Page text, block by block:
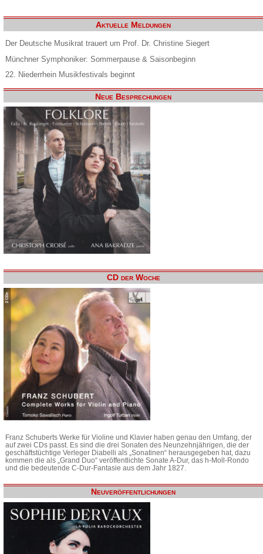
Aktuelle Meldungen
Der Deutsche Musikrat trauert um Prof. Dr. Christine Siegert
Münchner Symphoniker: Sommerpause & Saisonbeginn
22. Niederrhein Musikfestivals beginnt
Neue Besprechungen
CD der Woche
Franz Schuberts Werke für Violine und Klavier haben genau den Umfang, der
auf zwei CDs passt. Es sind die drei Sonaten des Neunzehnjährigen, die der
geschäftstüchtige Verleger Diabelli als „Sonatinen“ herausgegeben hat, dazu
kommen die als „Grand Duo“ veröffentlichte Sonate A-Dur, das h-Moll-Rondo
und die bedeutende C-Dur-Fantasie aus dem Jahr 1827.
Neuveröffentlichungen